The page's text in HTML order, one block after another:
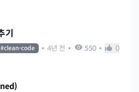
기
#clean-code • 4년 전 • 550 • 0